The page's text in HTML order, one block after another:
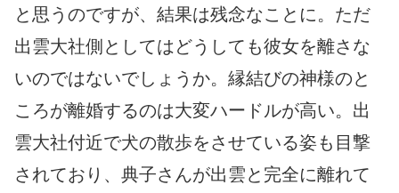
と思うのですが、結果は残念なことに。ただ
出雲大社側としてはどうしても彼女を離さな
いのではないでしょうか。縁結びの神様のと
ころが離婚するのは大変ハードルが高い。出
雲大社付近で犬の散歩をさせている姿も目撃
されており、典子さんが出雲と完全に離れて